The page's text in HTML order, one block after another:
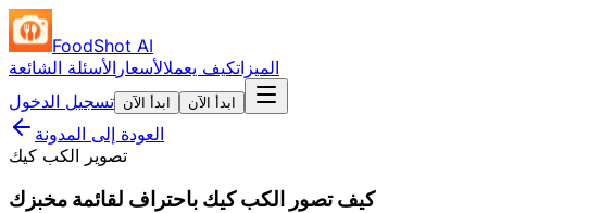
FoodShot AI
الميزاتكيف يعملالأسعار الأسئلة الشائعة
تسجيل الدخول ابدأ الآن ابدأ الآن
العودة إلى المدونة
تصوير الكب كيك
كيف تصور الكب كيك باحتراف لقائمة مخبزك